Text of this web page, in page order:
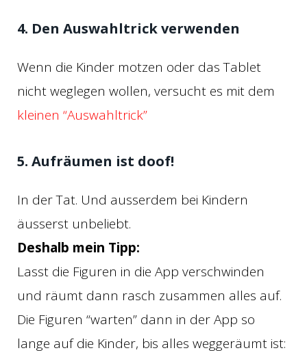
4. Den Auswahltrick verwenden
Wenn die Kinder motzen oder das Tablet
nicht weglegen wollen, versucht es mit dem
kleinen “Auswahltrick”
5. Aufräumen ist doof!
In der Tat. Und ausserdem bei Kindern
äusserst unbeliebt.
Deshalb mein Tipp:
Lasst die Figuren in die App verschwinden
und räumt dann rasch zusammen alles auf.
Die Figuren “warten” dann in der App so
lange auf die Kinder, bis alles weggeräumt ist: